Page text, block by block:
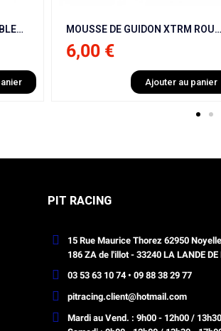
MOUSSE DE GUIDON XTRM ROUGE CARRÉ POUR ITALJET MX50 9 CV / NRG / BHR / NRG / KRAFTMULLER MOUSSE DE GUIDON XTRM VERT CARRÉ POUR ITALJET MX50 9 CV / NRG / BHR / NRG / KRAFTMULLER
6,00 €
Ajouter au panier
PIT RACING
15 Rue Maurice Thorez 62950
186 ZA de l'illot - 33240 LA LANDE DE
03 53 63 10 74 • 09 88 38 29 77
pitracing.client@hotmail.com
Mardi au Vend. : 9h00 - 12h00 /